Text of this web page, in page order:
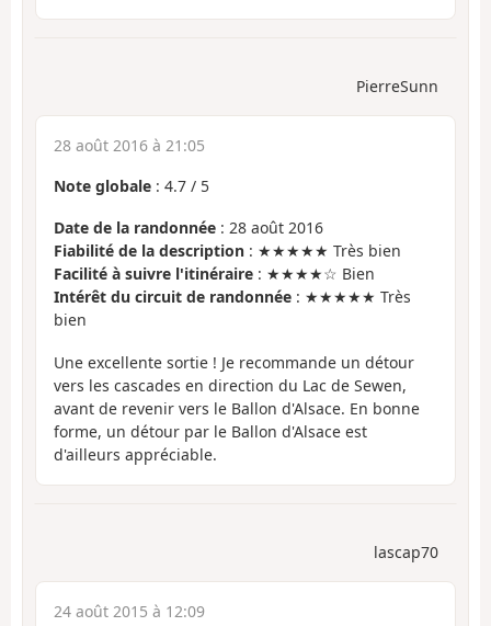
PierreSunn
28 août 2016 à 21:05
Note globale : 4.7 / 5
Date de la randonnée : 28 août 2016
Fiabilité de la description : ★★★★★ Très bien
Facilité à suivre l'itinéraire : ★★★★☆ Bien
Intérêt du circuit de randonnée : ★★★★★ Très
bien
Une excellente sortie ! Je recommande un détour
vers les cascades en direction du Lac de Sewen,
avant de revenir vers le Ballon d'Alsace. En bonne
forme, un détour par le Ballon d'Alsace est
d'ailleurs appréciable.
lascap70
24 août 2015 à 12:09